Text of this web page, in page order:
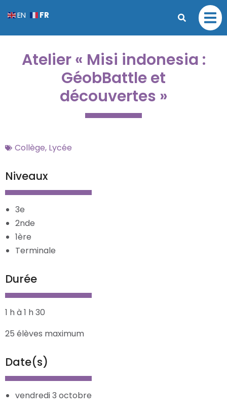
Atelier « Misi indonesia :
GéobBattle et
découvertes »
Collège, Lycée
Niveaux
3e
2nde
1ère
Terminale
Durée
1 h à 1 h 30
25 élèves maximum
Date(s)
vendredi 3 octobre
EN FR